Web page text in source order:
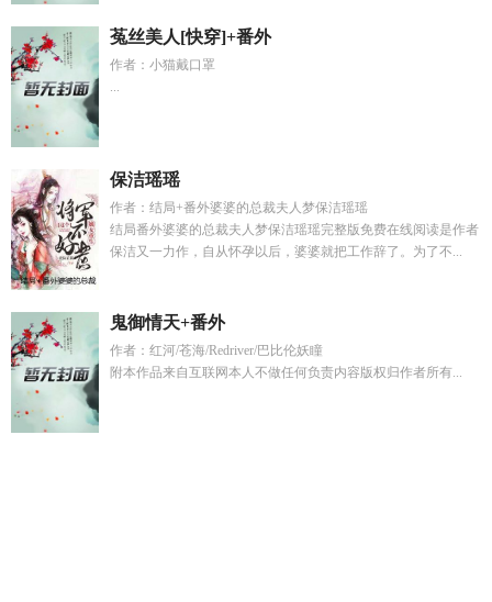
菟丝美人[快穿]+番外
作者：小猫戴口罩
...
保洁瑶瑶
作者：结局+番外婆婆的总裁夫人梦保洁瑶瑶
结局番外婆婆的总裁夫人梦保洁瑶瑶完整版免费在线阅读是作者
保洁又一力作，自从怀孕以后，婆婆就把工作辞了。为了不...
鬼御情天+番外
作者：红河/苍海/Redriver/巴比伦妖瞳
附本作品来自互联网本人不做任何负责内容版权归作者所有...